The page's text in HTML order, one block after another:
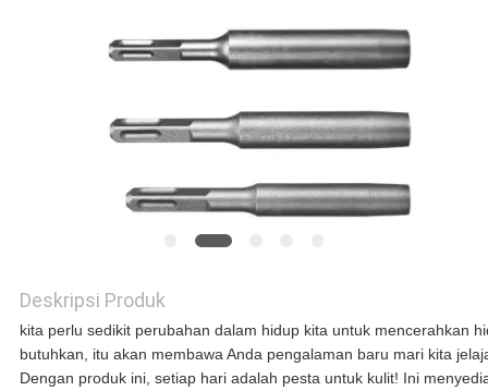
SUATU
Deskripsi Produk
kita perlu sedikit perubahan dalam hidup kita untuk mencerahkan
butuhkan, itu akan membawa Anda pengalaman baru mari kita
Dengan produk ini, setiap hari adalah pesta untuk kulit! Ini